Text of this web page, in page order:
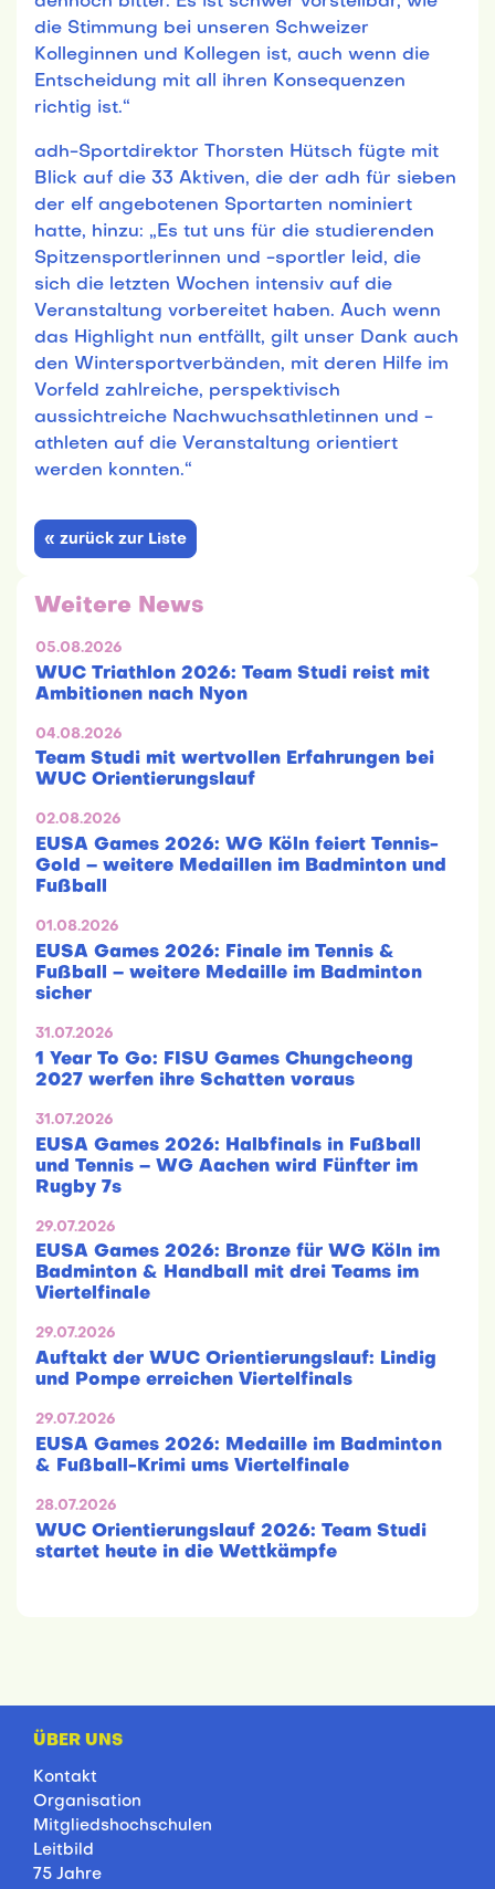
die Stimmung bei unseren Schweizer
Kolleginnen und Kollegen ist, auch wenn die
Entscheidung mit all ihren Konsequenzen
richtig ist.“
adh-Sportdirektor Thorsten Hütsch fügte mit
Blick auf die 33 Aktiven, die der adh für sieben
der elf angebotenen Sportarten nominiert
hatte, hinzu: „Es tut uns für die studierenden
Spitzensportlerinnen und -sportler leid, die
sich die letzten Wochen intensiv auf die
Veranstaltung vorbereitet haben. Auch wenn
das Highlight nun entfällt, gilt unser Dank auch
den Wintersportverbänden, mit deren Hilfe im
Vorfeld zahlreiche, perspektivisch
aussichtreiche Nachwuchsathletinnen und -
athleten auf die Veranstaltung orientiert
werden konnten.“
« zurück zur Liste
Weitere News
05.08.2026
WUC Triathlon 2026: Team Studi reist mit
Ambitionen nach Nyon
04.08.2026
Team Studi mit wertvollen Erfahrungen bei
WUC Orientierungslauf
02.08.2026
EUSA Games 2026: WG Köln feiert Tennis-
Gold – weitere Medaillen im Badminton und
Fußball
01.08.2026
EUSA Games 2026: Finale im Tennis &
Fußball – weitere Medaille im Badminton
sicher
31.07.2026
1 Year To Go: FISU Games Chungcheong
2027 werfen ihre Schatten voraus
31.07.2026
EUSA Games 2026: Halbfinals in Fußball
und Tennis – WG Aachen wird Fünfter im
Rugby 7s
29.07.2026
EUSA Games 2026: Bronze für WG Köln im
Badminton & Handball mit drei Teams im
Viertelfinale
29.07.2026
Auftakt der WUC Orientierungslauf: Lindig
und Pompe erreichen Viertelfinals
29.07.2026
EUSA Games 2026: Medaille im Badminton
& Fußball-Krimi ums Viertelfinale
28.07.2026
WUC Orientierungslauf 2026: Team Studi
startet heute in die Wettkämpfe
ÜBER UNS
Kontakt
Organisation
Mitgliedshochschulen
Leitbild
75 Jahre